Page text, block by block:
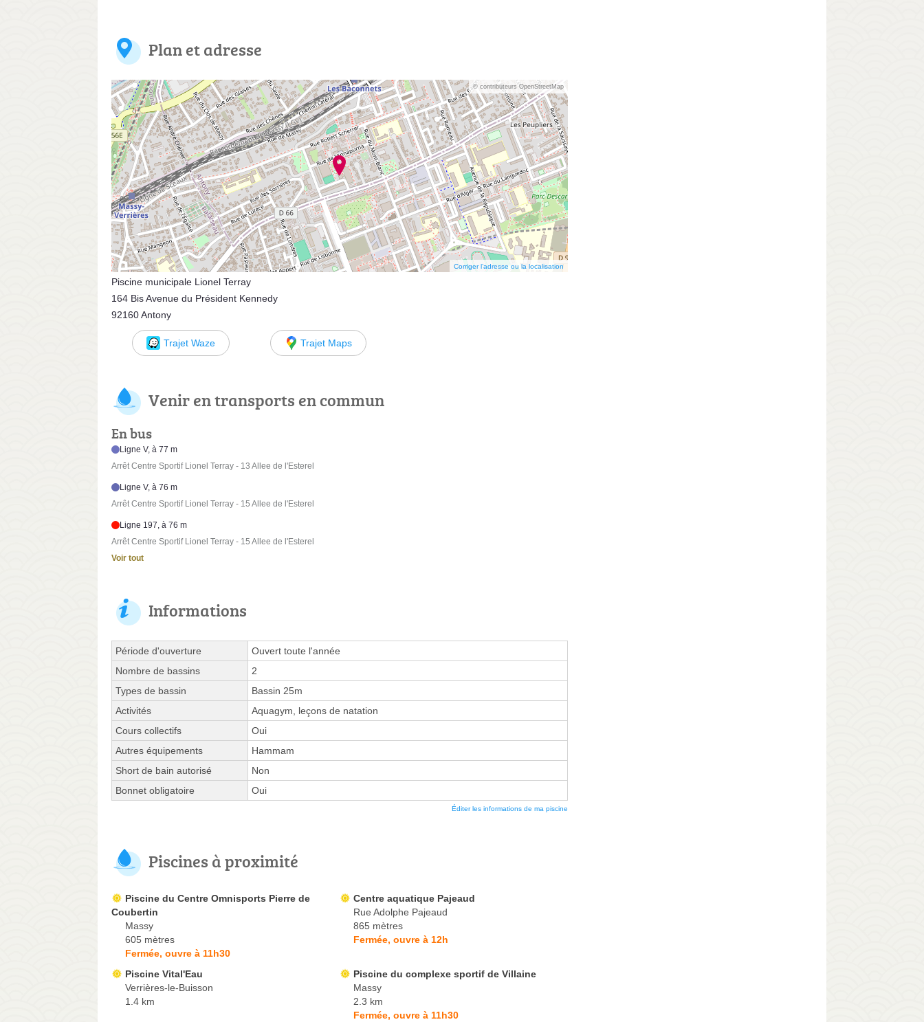
Plan et adresse
© contributeurs OpenStreetMap
Corriger l’adresse ou la localisation
Piscine municipale Lionel Terray
164 Bis Avenue du Président Kennedy
92160 Antony
Trajet Waze Trajet Maps
Venir en transports en commun
En bus
Ligne V, à 77 m
Arrêt Centre Sportif Lionel Terray - 13 Allee de l'Esterel
Ligne V, à 76 m
Arrêt Centre Sportif Lionel Terray - 15 Allee de l'Esterel
Ligne 197, à 76 m
Arrêt Centre Sportif Lionel Terray - 15 Allee de l'Esterel
Voir tout
Informations
Période d'ouverture
Ouvert toute l'année
Nombre de bassins
2
Types de bassin
Bassin 25m
Activités
Aquagym, leçons de natation
Cours collectifs
Oui
Autres équipements
Hammam
Short de bain autorisé
Non
Bonnet obligatoire
Oui
Éditer les informations de ma piscine
Piscines à proximité
Piscine du Centre Omnisports Pierre de
Coubertin
Massy
605 mètres
Fermée, ouvre à 11h30
Centre aquatique Pajeaud
Rue Adolphe Pajeaud
865 mètres
Fermée, ouvre à 12h
Piscine Vital'Eau
Verrières-le-Buisson
1.4 km
Piscine du complexe sportif de Villaine
Massy
2.3 km
Fermée, ouvre à 11h30